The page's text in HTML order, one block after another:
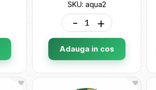
SKU: aqua2
- +
Adauga in cos